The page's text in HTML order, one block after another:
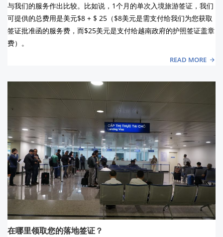
与我们的服务作出比较。比如说，1个月的单次入境旅游签证，我们
可提供的总费用是美元$8 + $ 25（$8美元是需支付给我们为您获取
签证批准函的服务费，而$25美元是支付给越南政府的护照签证盖章
费）。
READ MORE
在哪里领取您的落地签证？